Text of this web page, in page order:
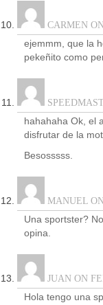
CARMEN
ejemmm, que la
pekeñito como
hahahaha Ok, el
disfrutar de la
Besosssss.
MANUEL
Una sportster?
opina.
JUAN ON
Hola tengo una